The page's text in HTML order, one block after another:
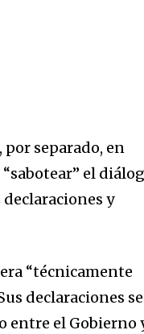
separado, en
el
y
“técnicamente
declaraciones se
entre el Gobierno